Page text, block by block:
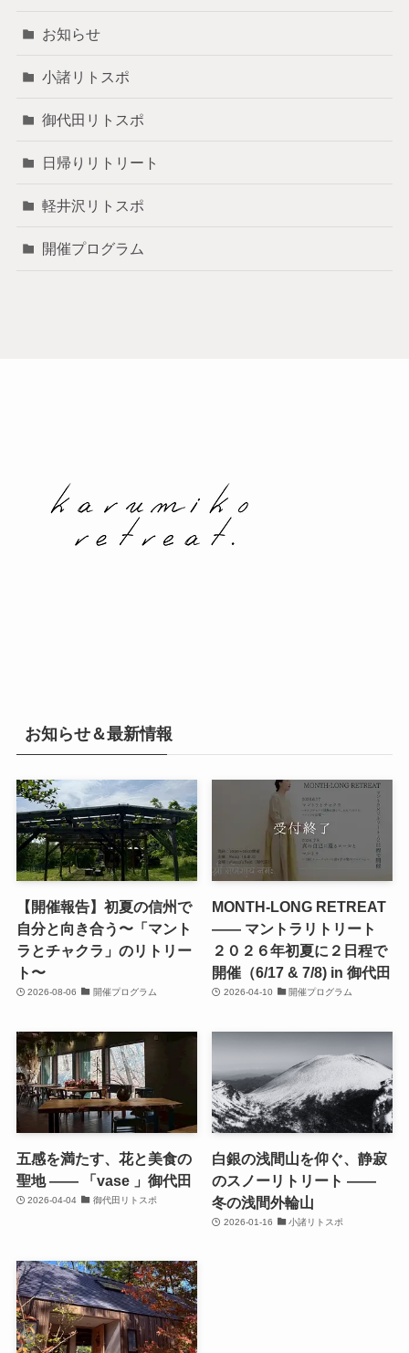
お知らせ
小諸リトスポ
御代田リトスポ
日帰りリトリート
軽井沢リトスポ
開催プログラム
お知らせ＆最新情報
【開催報告】初夏の信州で
自分と向き合う〜「マント
ラとチャクラ」のリトリー
ト〜
2026-08-06 開催プログラム
MONTH-LONG RETREAT
—— マントラリトリート
２０２６年初夏に２日程で
開催（6/17 & 7/8) in 御代田
2026-04-10 開催プログラム
五感を満たす、花と美食の
聖地 —— 「vase 」御代田
2026-04-04 御代田リトスポ
白銀の浅間山を仰ぐ、静寂
のスノーリトリート ——
冬の浅間外輪山
2026-01-16 小諸リトスポ